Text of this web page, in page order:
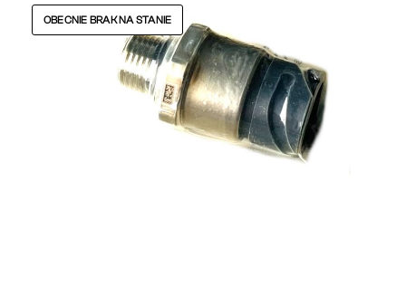
OBECNIE BRAK NA STANIE